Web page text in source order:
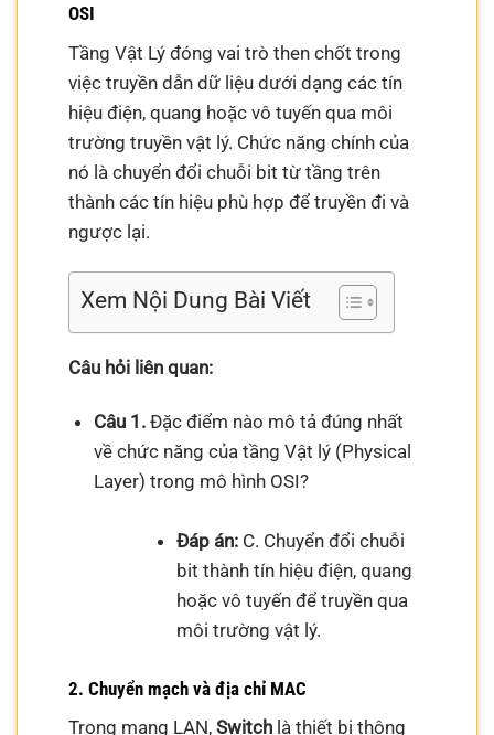
OSI
Tầng Vật Lý đóng vai trò then chốt trong
việc truyền dẫn dữ liệu dưới dạng các tín
hiệu điện, quang hoặc vô tuyến qua môi
trường truyền vật lý. Chức năng chính của
nó là chuyển đổi chuỗi bit từ tầng trên
thành các tín hiệu phù hợp để truyền đi và
ngược lại.
Xem Nội Dung Bài Viết
Câu hỏi liên quan:
Câu 1.Đặc điểm nào mô tả đúng nhất
về chức năng của tầng Vật lý (Physical
Layer) trong mô hình OSI?
Đáp án:C. Chuyển đổi chuỗi
bit thành tín hiệu điện, quang
hoặc vô tuyến để truyền qua
môi trường vật lý.
2. Chuyển mạch và địa chỉ MAC
Trong mạng LAN,Switch là thiết bị thông